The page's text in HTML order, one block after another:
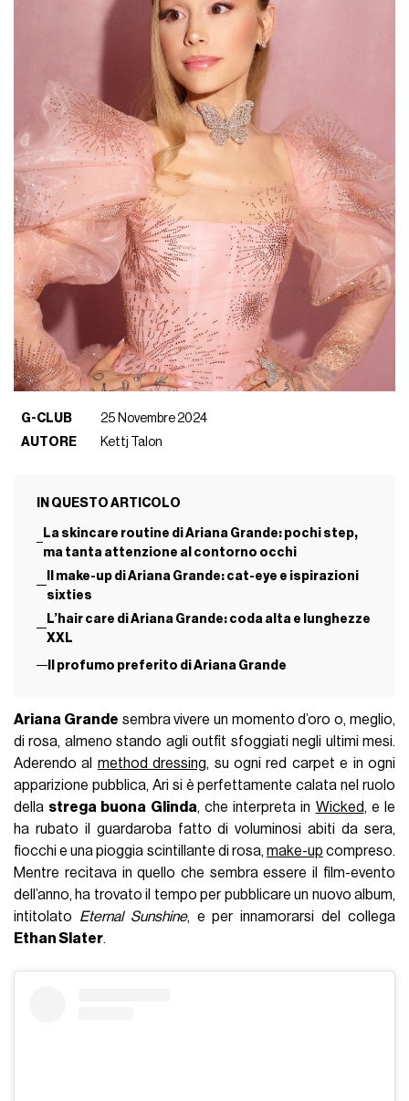
G-CLUB
25 Novembre 2024
AUTORE
Kettj Talon
IN QUESTO ARTICOLO
La skincare routine di Ariana Grande: pochi step,
ma tanta attenzione al contorno occhi
Il make-up di Ariana Grande: cat-eye e ispirazioni
sixties
L’hair care di Ariana Grande: coda alta e lunghezze
XXL
Il profumo preferito di Ariana Grande
Ariana Grande sembra vivere un momento d’oro o, meglio,
di rosa, almeno stando agli outfit sfoggiati negli ultimi mesi.
Aderendo al method dressing, su ogni red carpet e in ogni
apparizione pubblica, Ari si è perfettamente calata nel ruolo
della strega buona Glinda, che interpreta in Wicked, e le
ha rubato il guardaroba fatto di voluminosi abiti da sera,
fiocchi e una pioggia scintillante di rosa, make-up compreso.
Mentre recitava in quello che sembra essere il film-evento
dell’anno, ha trovato il tempo per pubblicare un nuovo album,
intitolato Eternal Sunshine, e per innamorarsi del collega
Ethan Slater.